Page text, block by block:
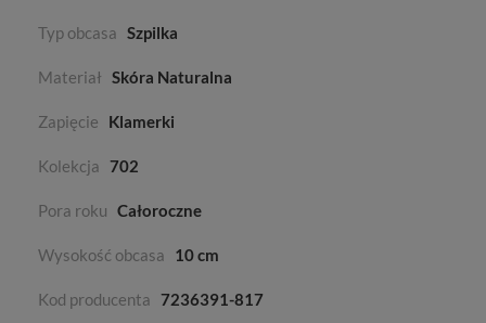
Typ obcasa Szpilka
Materiał Skóra Naturalna
Zapięcie Klamerki
Kolekcja 702
Pora roku Całoroczne
Wysokość obcasa 10 cm
Kod producenta 7236391-817